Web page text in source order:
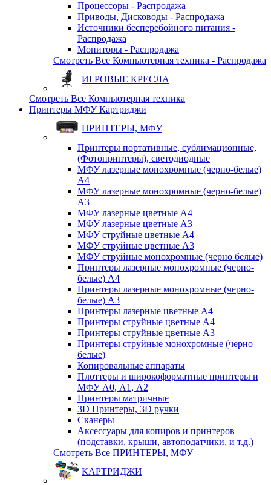
Процессоры - Распродажа
Приводы, Дисководы - Распродажа
Источники бесперебойного питания -
Распродажа
Мониторы - Распродажа
Смотреть Все Компьютерная техника - Распродажа
ИГРОВЫЕ КРЕСЛА
Смотреть Все Компьютерная техника
Принтеры МФУ Картриджи
ПРИНТЕРЫ, МФУ
Принтеры портативные, сублимационные,
(Фотопринтеры), светодиодные
МФУ лазерные монохромные (черно-белые)
A4
МФУ лазерные монохромные (черно-белые)
A3
МФУ лазерные цветные A4
МФУ лазерные цветные A3
МФУ струйные цветные A4
МФУ струйные цветные A3
МФУ струйные монохромные (черно белые)
Принтеры лазерные монохромные (черно-
белые) A4
Принтеры лазерные монохромные (черно-
белые) A3
Принтеры лазерные цветные A4
Принтеры струйные цветные A4
Принтеры струйные цветные A3
Принтеры струйные монохромные (черно
белые)
Копировальные аппараты
Плоттеры и широкоформатные принтеры и
МФУ А0, А1, А2
Принтеры матричные
3D Принтеры, 3D ручки
Сканеры
Аксессуары для копиров и принтеров
(подставки, крыши, автоподатчики, и т.д.)
Смотреть Все ПРИНТЕРЫ, МФУ
КАРТРИДЖИ